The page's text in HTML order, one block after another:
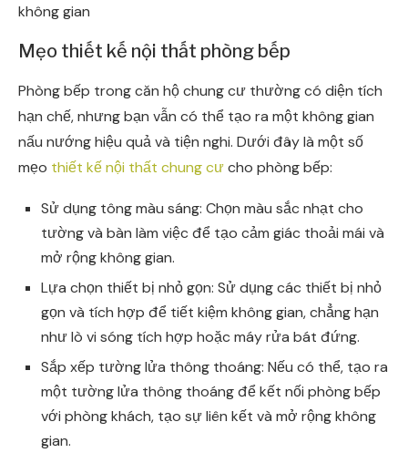
không gian
Mẹo thiết kế nội thất phòng bếp
Phòng bếp trong căn hộ chung cư thường có diện tích
hạn chế, nhưng bạn vẫn có thể tạo ra một không gian
nấu nướng hiệu quả và tiện nghi. Dưới đây là một số
mẹo thiết kế nội thất chung cưcho phòng bếp:
Sử dụng tông màu sáng: Chọn màu sắc nhạt cho
tường và bàn làm việc để tạo cảm giác thoải mái và
mở rộng không gian.
Lựa chọn thiết bị nhỏ gọn: Sử dụng các thiết bị nhỏ
gọn và tích hợp để tiết kiệm không gian, chẳng hạn
như lò vi sóng tích hợp hoặc máy rửa bát đứng.
Sắp xếp tường lửa thông thoáng: Nếu có thể, tạo ra
một tường lửa thông thoáng để kết nối phòng bếp
với phòng khách, tạo sự liên kết và mở rộng không
gian.